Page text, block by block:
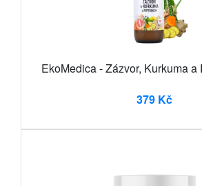
EkoMedica - Zázvor, Kurkuma
379 Kč